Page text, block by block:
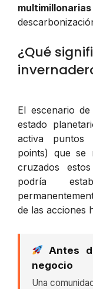
multimillonarias
¿Qué
El escenario de
estado
activa puntos
points) que se
cruzados
podría
de las acciones
Antes
negocio
Una